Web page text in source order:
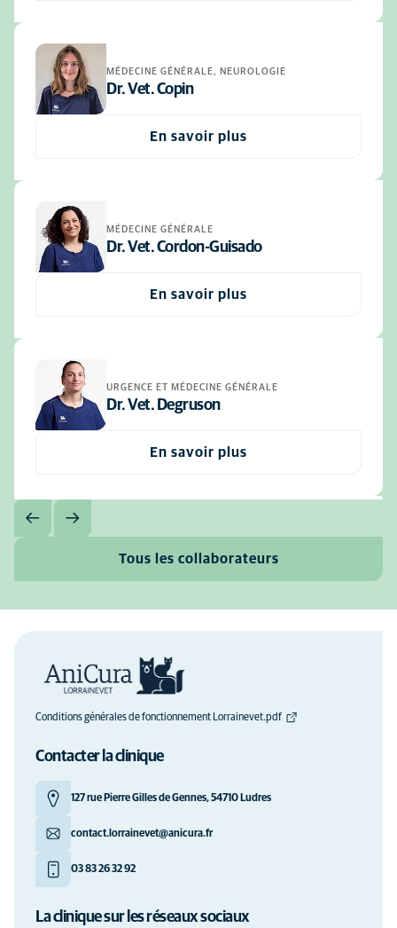
MÉDECINE GÉNÉRALE, NEUROLOGIE
Dr. Vet. Copin
En savoir plus
MÉDECINE GÉNÉRALE
Dr. Vet. Cordon-Guisado
En savoir plus
URGENCE ET MÉDECINE GÉNÉRALE
Dr. Vet. Degruson
En savoir plus
Tous les collaborateurs
Conditions générales de fonctionnement Lorrainevet.pdf
Contacter la clinique
127 rue Pierre Gilles de Gennes, 54710 Ludres
contact.lorrainevet@anicura.fr
03 83 26 32 92
La clinique sur les réseaux sociaux